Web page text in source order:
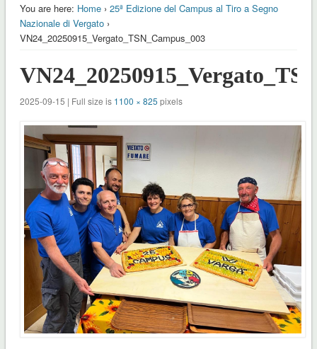
You are here: Home› 25ª Edizione del Campus al Tiro a Segno
Nazionale di Vergato›
VN24_20250915_Vergato_TSN_Campus_003
2025-09-15 | Full size is 1100 × 825 pixels